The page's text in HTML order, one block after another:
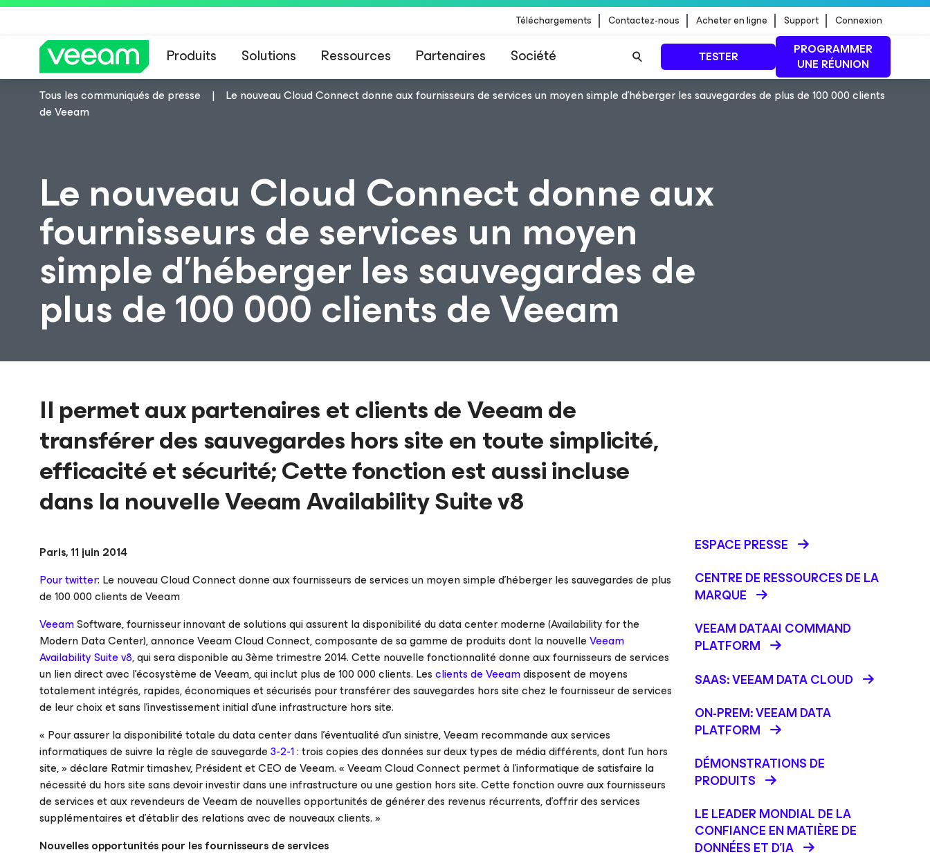
Téléchargements Contactez-nous Acheter en ligne Support Connexion
Produits Solutions Ressources Partenaires Société TESTER
PROGRAMMER
UNE RÉUNION
Tous les communiqués de presse
Le nouveau Cloud Connect donne aux fournisseurs de services un moyen simple d’héberger les sauvegardes de plus de 100 000 clients
de Veeam
Le nouveau Cloud Connect donne aux
fournisseurs de services un moyen
simple d’héberger les sauvegardes de
plus de 100 000 clients de Veeam
Il permet aux partenaires et clients de Veeam de
transférer des sauvegardes hors site en toute simplicité,
efficacité et sécurité; Cette fonction est aussi incluse
dans la nouvelle Veeam Availability Suite v8
Paris, 11 juin 2014
Pour twitter: Le nouveau Cloud Connect donne aux fournisseurs de services un moyen simple d’héberger les sauvegardes de plus
de 100 000 clients de Veeam
VeeamSoftware, fournisseur innovant de solutions qui assurent la disponibilité du data center moderne (Availability for the
Modern Data Center), annonce Veeam Cloud Connect, composante de sa gamme de produits dont la nouvelleVeeam
Availability Suite v8, qui sera disponible au 3ème trimestre 2014. Cette nouvelle fonctionnalité donne aux fournisseurs de services
un lien direct avec l’écosystème de Veeam, qui inclut plus de 100 000 clients. Lesclients de Veeamdisposent de moyens
totalement intégrés, rapides, économiques et sécurisés pour transférer des sauvegardes hors site chez le fournisseur de services
de leur choix et sans l’investissement initial d’une infrastructure hors site.
« Pour assurer la disponibilité totale du data center dans l’éventualité d’un sinistre, Veeam recommande aux services
informatiques de suivre la règle de sauvegarde3-2-1: trois copies des données sur deux types de média différents, dont l’un hors
site, » déclare Ratmir timashev, Président et CEO de Veeam. « Veeam Cloud Connect permet à l’informatique de satisfaire la
nécessité du hors site sans devoir investir dans une infrastructure ou une gestion hors site. Cette fonction ouvre aux fournisseurs
de services et aux revendeurs de Veeam de nouvelles opportunités de générer des revenus récurrents, d’offrir des services
supplémentaires et d’établir des relations avec de nouveaux clients. »
Nouvelles opportunités pour les fournisseurs de services
ESPACE PRESSE
CENTRE DE RESSOURCES DE LA
MARQUE
VEEAM DATAAI COMMAND
PLATFORM
SAAS: VEEAM DATA CLOUD
ON-PREM: VEEAM DATA
PLATFORM
DÉMONSTRATIONS DE
PRODUITS
LE LEADER MONDIAL DE LA
CONFIANCE EN MATIÈRE DE
DONNÉES ET D'IA